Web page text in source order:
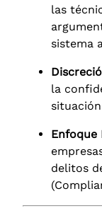
las
sistema
la
Enfoque
delitos